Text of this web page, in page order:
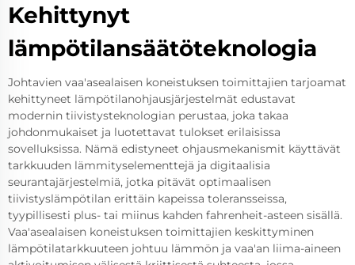
Kehittynyt
lämpötilansäätöteknologia
Johtavien vaa'asealaisen koneistuksen toimittajien tarjoamat
kehittyneet lämpötilanohjausjärjestelmät edustavat
modernin tiivistysteknologian perustaa, joka takaa
johdonmukaiset ja luotettavat tulokset erilaisissa
sovelluksissa. Nämä edistyneet ohjausmekanismit käyttävät
tarkkuuden lämmityselementtejä ja digitaalisia
seurantajärjestelmiä, jotka pitävät optimaalisen
tiivistyslämpötilan erittäin kapeissa toleransseissa,
tyypillisesti plus- tai miinus kahden fahrenheit-asteen sisällä.
Vaa'asealaisen koneistuksen toimittajien keskittyminen
lämpötilatarkkuuteen johtuu lämmön ja vaa'an liima-aineen